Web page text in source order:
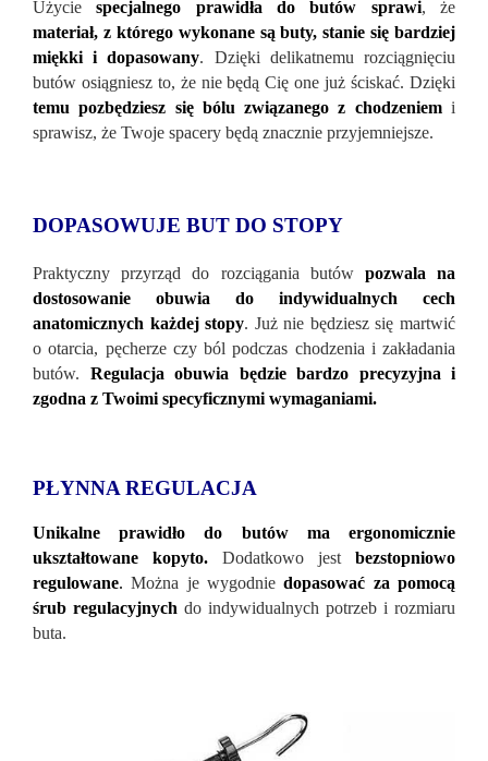
Użyciespecjalnego prawidła do butów sprawi, że
materiał, z którego wykonane są buty, stanie się bardziej
miękki i dopasowany. Dzięki delikatnemu rozciągnięciu
butów osiągniesz to, że nie będą Cię one już ściskać. Dzięki
temu pozbędziesz się bólu związanego z chodzeniem i
sprawisz, że Twoje spacery będą znacznie przyjemniejsze.
DOPASOWUJE BUT DO STOPY
Praktyczny przyrząd do rozciągania butów pozwala na
dostosowanie obuwia do indywidualnych cech
anatomicznych każdej stopy. Już nie będziesz się martwić
o otarcia, pęcherze czy ból podczas chodzenia i zakładania
butów. Regulacja obuwia będzie bardzo precyzyjna i
zgodna z Twoimi specyficznymi wymaganiami.
PŁYNNA REGULACJA
Unikalne prawidło do butów ma ergonomicznie
ukształtowane kopyto. Dodatkowo jest bezstopniowo
regulowane.Można je wygodniedopasować za pomocą
śrub regulacyjnych do indywidualnych potrzeb i rozmiaru
buta.